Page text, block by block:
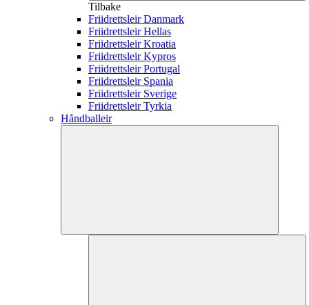
Tilbake
Friidrettsleir Danmark
Friidrettsleir Hellas
Friidrettsleir Kroatia
Friidrettsleir Kypros
Friidrettsleir Portugal
Friidrettsleir Spania
Friidrettsleir Sverige
Friidrettsleir Tyrkia
Håndballeir